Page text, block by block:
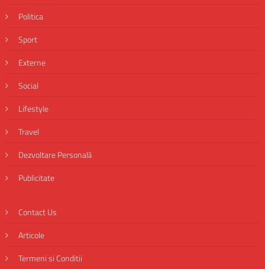
Politica
Sport
Externe
Social
Lifestyle
Travel
Dezvoltare Personală
Publicitate
Contact Us
Articole
Termeni si Conditii